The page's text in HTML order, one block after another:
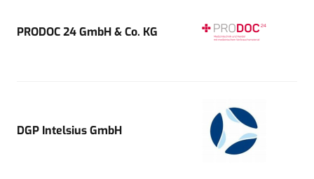
PRODOC 24 GmbH & Co. KG
DGP Intelsius GmbH